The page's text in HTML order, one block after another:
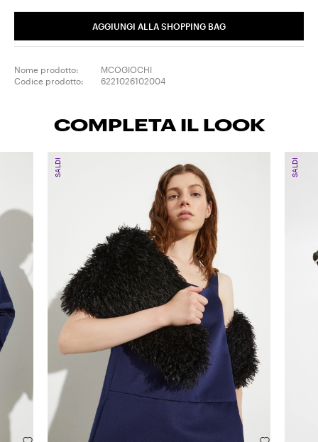
AGGIUNGI ALLA SHOPPING BAG
Nome prodotto:
MCOGIOCHI
Codice prodotto:
6221026102004
COMPLETA IL LOOK
SALDI SALDI